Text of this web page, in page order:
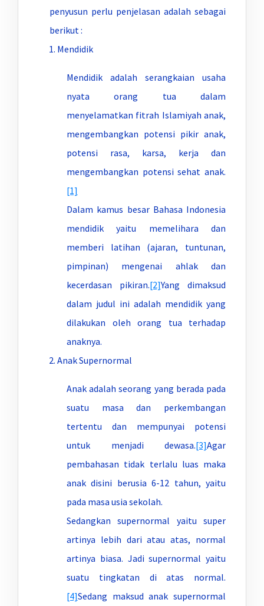
penyusun perlu penjelasan adalah sebagai
berikut :
Mendidik
Mendidik adalah serangkaian usaha
nyata orang tua dalam
menyelamatkan fitrah Islamiyah anak,
mengembangkan potensi pikir anak,
potensi rasa, karsa, kerja dan
mengembangkan potensi sehat anak.
[1]
Dalam kamus besar Bahasa Indonesia
mendidik yaitu memelihara dan
memberi latihan (ajaran, tuntunan,
pimpinan) mengenai ahlak dan
kecerdasan pikiran.[2]Yang dimaksud
dalam judul ini adalah mendidik yang
dilakukan oleh orang tua terhadap
anaknya.
Anak Supernormal
Anak adalah seorang yang berada pada
suatu masa dan perkembangan
tertentu dan mempunyai potensi
untuk menjadi dewasa.[3]Agar
pembahasan tidak terlalu luas maka
anak disini berusia 6-12 tahun, yaitu
pada masa usia sekolah.
Sedangkan supernormal yaitu super
artinya lebih dari atau atas, normal
artinya biasa. Jadi supernormal yaitu
suatu tingkatan di atas normal.
[4]Sedang maksud anak supernormal